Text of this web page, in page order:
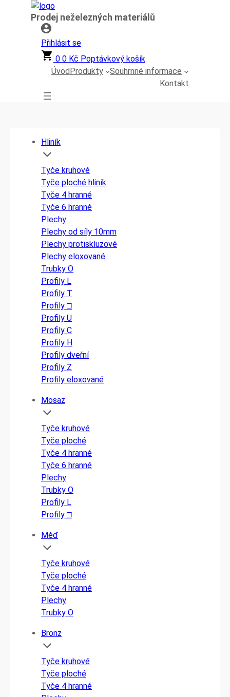
Přeskočit
Prodej neželezných materiálů
Přihlásit se
0 0 Kč Poptávkový košík
ÚvodProdukty
Souhrnné informace
Kontakt
Hliník
Tyče kruhové
Tyče ploché hliník
Tyče 4 hranné
Tyče 6 hranné
Plechy
Plechy od síly 10mm
Plechy protiskluzové
Plechy eloxované
Trubky O
Profily L
Profily T
Profily □
Profily U
Profily C
Profily H
Profily dveřní
Profily Z
Profily eloxované
Mosaz
Tyče kruhové
Tyče ploché
Tyče 4 hranné
Tyče 6 hranné
Plechy
Trubky O
Profily L
Profily □
Měď
Tyče kruhové
Tyče ploché
Tyče 4 hranné
Plechy
Trubky O
Bronz
Tyče kruhové
Tyče ploché
Tyče 4 hranné